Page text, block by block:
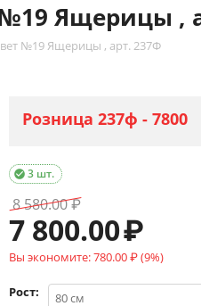
Ящерицы ,
№19 Ящерицы , арт. 237Ф
Розница 237ф - 7800
3 шт.

8 580.00₽
7 800.00₽
Вы экономите:780.00₽(9%)
Рост: